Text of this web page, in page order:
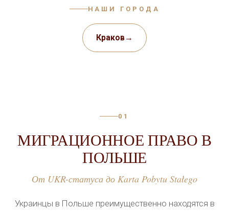
терминов.
Первое обращение к адвокату часто определяет
результат всего дела. Юрист изучает документы
юридического образования.
ЮРИДИЧЕСКАЯ ПОМОЩЬ
УКРАИНЦАМ В ПОЛЬШЕ — В
КАКИХ СИТУАЦИЯХ ОНА
НУЖНА
НАШИ ГОРОДА
Краков→
01
МИГРАЦИОННОЕ ПРАВО В
ПОЛЬШЕ
От UKR-статуса до Karta Pobytu Stałego
Украинцы в Польше преимущественно находятся в